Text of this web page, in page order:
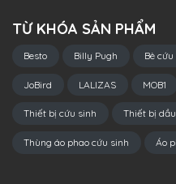
TỪ KHÓA SẢN PHẨM
Besto Billy Pugh Bè
JoBird LALIZAS MOB1
Thiết bị cứu sinh Thiết bị
Thùng áo phao cứu sinh Áo